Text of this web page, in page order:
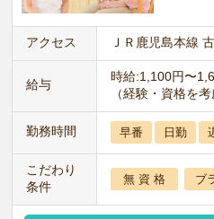
アクセス ＪＲ鹿児島本線
給与
時給:1,100円〜
（経験・資格を考
勤務時間 早番 日勤
こだわり
条件
無 資 格 ブ